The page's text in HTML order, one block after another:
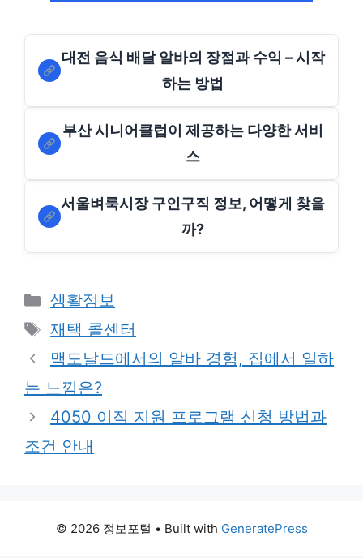
대전 음식 배달 알바의 장점과 수익 – 시작
하는 방법
부산 시니어클럽이 제공하는 다양한 서비
스
서울벼룩시장 구인구직 정보, 어떻게 찾을
까?
Categories
생활정보
Tags
재택 콜센터
맥도날드에서의 알바 경험, 집에서 일하
는 느낌은?
4050 이직 지원 프로그램 신청 방법과
조건 안내
© 2026 정보포털 • Built with GeneratePress